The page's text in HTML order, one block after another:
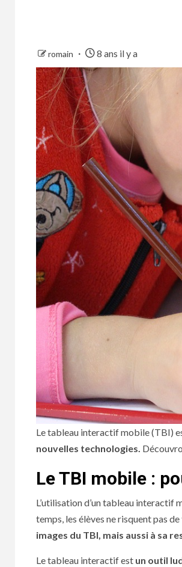
romain 8 ans il y a
Le tableau interactif mobile (TBI)
nouvelles technologies.
Le TBI mobile :
L’utilisation d’un tableau interactif
temps, les élèves ne risquent pas
images du TBI, mais aussi à sa
Le tableau interactif est un outil